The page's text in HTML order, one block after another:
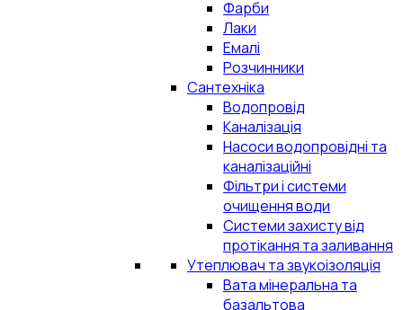
Фарби
Лаки
Емалі
Розчинники
Сантехніка
Водопровід
Каналізація
Насоси водопровідні та
каналізаційні
Фільтри і системи
очищення води
Системи захисту від
протікання та заливання
Утеплювач та звукоізоляція
Вата мінеральна та
базальтова